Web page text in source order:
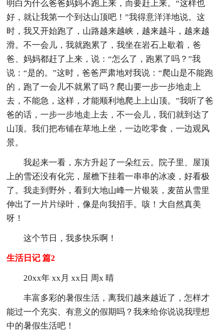
明白为什么爸爸妈妈不跑上来，而要赶上来。“这样也
好，就让我第一个到达山顶吧！”我得意洋洋地说。这
时，我又开始跑了，山路越来越峡，越来越斗，越来越
滑。不一会儿，我就跑累了，我坐在岩石上歇着，爸
爸、妈妈都赶了上来，说：“怎么了，跑累了吗？”我
说：“是的。”这时，爸爸严肃地对我说：“爬山是不能跑
的，跑了一会儿不就累了吗？爬山要一步一步地走上
去，不能急，这样，才能顺利地爬上上山顶。”我听了爸
爸的话，一步一步地走上去，不一会儿，我们就到达了
山顶。我们把布铺在草地上坐，一边吃零食，一边观风
景。
我起来一看，东方升起了一朵红云。院子里、屋顶
上的雪还没有化完，屋檐下挂着一串串的冰凌，好看极
了。我走到野外，看到大地山峰一片银装，麦苗从雪里
伸出了一片片绿叶，像是向我招手。咳！大自然真美
呀！
这个节日，我多快乐啊！
生活日记 篇2
20xx年 xx月 xx日 周x 晴
丰富多彩的暑假生活，离我们越来越近了，怎样才
能过一个充实、有意义的假期吗？我来给你说说我理想
中的暑假生活吧！